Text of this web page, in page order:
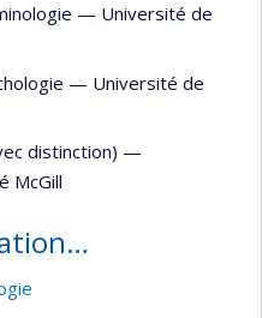
— Université de
— Université de
distinction) —
McGill